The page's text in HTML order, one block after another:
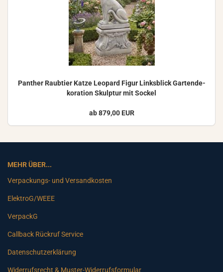
Pan­ther Raub­tier Katze Leo­pard Figur Links­blick Gar­ten­de­
ko­ra­ti­on Skulp­tur mit So­ckel
ab 879,00 EUR
MEHR ÜBER...
Verpackungs- und Versandkosten
ElektroG/WEEE
VerpackG
Callback Rückruf Service
Datenschutzerklärung
Widerrufsrecht & Muster-Widerrufsformular